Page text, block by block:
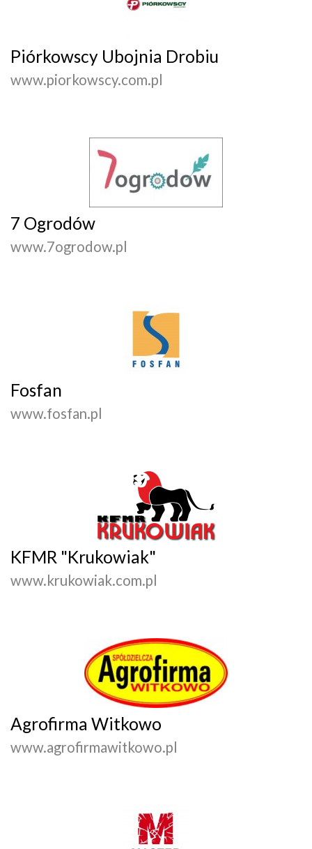
Piórkowscy Ubojnia Drobiu
www.piorkowscy.com.pl
7 Ogrodów
www.7ogrodow.pl
Fosfan
www.fosfan.pl
KFMR "Krukowiak"
www.krukowiak.com.pl
Agrofirma Witkowo
www.agrofirmawitkowo.pl